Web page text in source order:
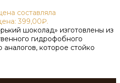
составляла
399,00₽.
шоколад» изготовлены из
гидрофобного
которое стойко